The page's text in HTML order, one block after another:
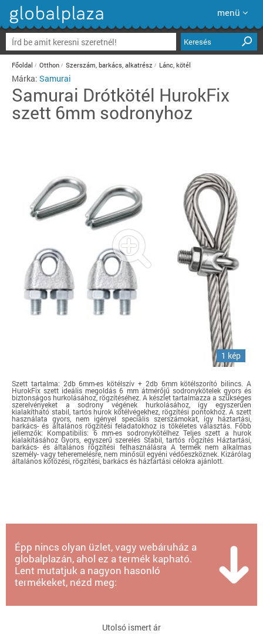
menü
Keresés
Főoldal Otthon Szerszám, barkács, alkatrész Lánc, kötél
Márka: Samurai
Samurai Drótkötél HurokFix
szett 6mm sodronyhoz
1 kép
Szett tartalma: 2db 6mm-es kötélszív + 2db 6mm kötélszorító bilincs. A
HurokFix szett ideális megoldás 6 mm átmérőjű sodronykötelek gyors és
biztonságos hurkolásához, rögzítéséhez. A készlet tartalmazza a szükséges
szerelvényeket a sodrony végének hurkolásához, így egyszerűen
kialakítható stabil, tartós hurok kötélvégekhez, rögzítési pontokhoz. A szett
használata gyors, nem igényel speciális szerszámokat, így háztartási,
barkács- és általános rögzítési feladatokhoz is tökéletes választás. Főbb
jellemzők: Kompatibilis: 6 mm-es sodronykötélhez Teljes szett a hurok
kialakításához Gyors, egyszerű szerelés Stabil, tartós rögzítés Háztartási,
barkács- és általános rögzítési felhasználásra A termék nem alkalmas
személy- vagy teheremelésre, nem minősül egyéni védőeszköznek. Kizárólag
általános kötözési, rögzítési, barkács és háztartási célokra ajánlott.
Épp nincs olyan üzlet, vagy webáruház a
globalplazán, ahol ez a termék kapható.
Lent mutatjuk a nagyon hasonló
termékeket, nézd meg:
Utolsó ismert ár